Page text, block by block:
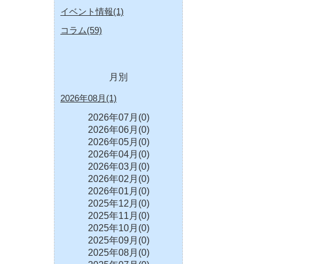
イベント情報(1)
コラム(59)
月別
2026年08月(1)
2026年07月(0)
2026年06月(0)
2026年05月(0)
2026年04月(0)
2026年03月(0)
2026年02月(0)
2026年01月(0)
2025年12月(0)
2025年11月(0)
2025年10月(0)
2025年09月(0)
2025年08月(0)